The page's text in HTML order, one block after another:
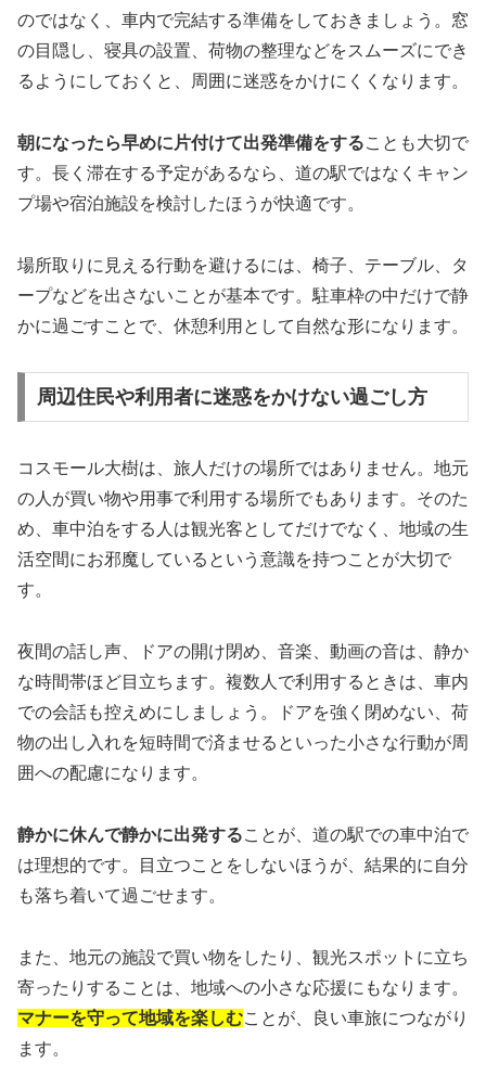
のではなく、車内で完結する準備をしておきましょう。窓
の目隠し、寝具の設置、荷物の整理などをスムーズにでき
るようにしておくと、周囲に迷惑をかけにくくなります。
朝になったら早めに片付けて出発準備をすることも大切で
す。長く滞在する予定があるなら、道の駅ではなくキャン
プ場や宿泊施設を検討したほうが快適です。
場所取りに見える行動を避けるには、椅子、テーブル、タ
ープなどを出さないことが基本です。駐車枠の中だけで静
かに過ごすことで、休憩利用として自然な形になります。
周辺住民や利用者に迷惑をかけない過ごし方
コスモール大樹は、旅人だけの場所ではありません。地元
の人が買い物や用事で利用する場所でもあります。そのた
め、車中泊をする人は観光客としてだけでなく、地域の生
活空間にお邪魔しているという意識を持つことが大切で
す。
夜間の話し声、ドアの開け閉め、音楽、動画の音は、静か
な時間帯ほど目立ちます。複数人で利用するときは、車内
での会話も控えめにしましょう。ドアを強く閉めない、荷
物の出し入れを短時間で済ませるといった小さな行動が周
囲への配慮になります。
静かに休んで静かに出発することが、道の駅での車中泊で
は理想的です。目立つことをしないほうが、結果的に自分
も落ち着いて過ごせます。
また、地元の施設で買い物をしたり、観光スポットに立ち
寄ったりすることは、地域への小さな応援にもなります。
マナーを守って地域を楽しむことが、良い車旅につながり
ます。